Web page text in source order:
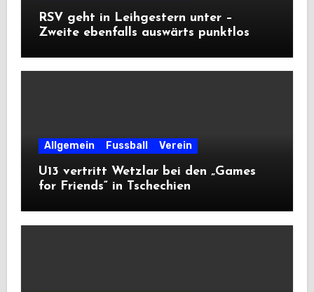
RSV geht in Leihgestern unter –
Zweite ebenfalls auswärts punktlos
Allgemein Fussball Verein
U13 vertritt Wetzlar bei den „Games
for Friends“ in Tschechien